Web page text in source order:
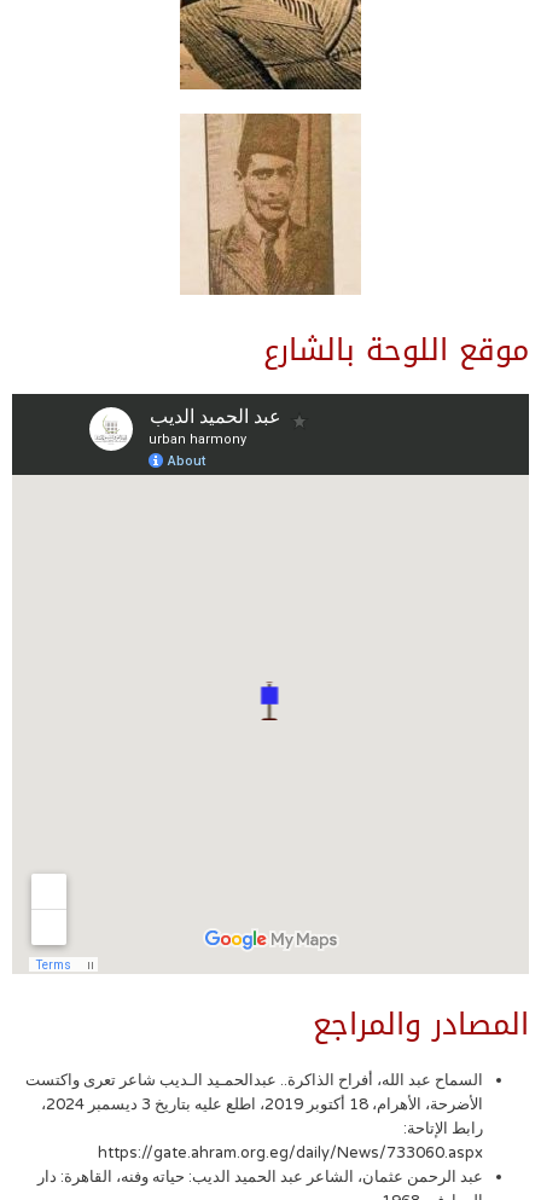
موقع اللوحة بالشارع
المصادر والمراجع
السماح عبد الله، أفراح الذاكرة.. عبدالحمـيد الـديب شاعر تعرى واكتست
الأضرحة، الأهرام، 18 أكتوبر 2019، اطلع عليه بتاريخ 3 ديسمبر 2024،
رابط الإتاحة:
https://gate.ahram.org.eg/daily/News/733060.aspx
عبد الرحمن عثمان، الشاعر عبد الحميد الديب: حياته وفنه، القاهرة: دار